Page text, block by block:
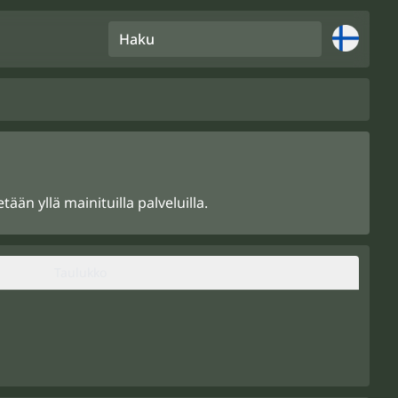
Haku
yllä mainituilla palveluilla.